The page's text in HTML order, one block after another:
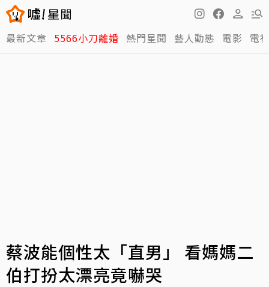
最新文章 5566小刀離婚 熱門星聞 藝人動態 電影 電
蔡波能個性太「直男」 看媽媽二
伯打扮太漂亮竟嚇哭